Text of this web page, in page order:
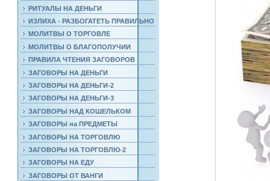
РИТУАЛЫ НА ДЕНЬГИ
ИЗЛИХА - РАЗБОГАТЕТЬ ПРАВИЛЬНО
МОЛИТВЫ О ТОРГОВЛЕ
МОЛИТВЫ О БЛАГОПОЛУЧИИ
ПРАВИЛА ЧТЕНИЯ ЗАГОВОРОВ
ЗАГОВОРЫ НА ДЕНЬГИ
ЗАГОВОРЫ НА ДЕНЬГИ-2
ЗАГОВОРЫ НА ДЕНЬГИ-3
ЗАГОВОРЫ НАД КОШЕЛЬКОМ
ЗАГОВОРЫ на ПРЕДМЕТЫ
ЗАГОВОРЫ НА ТОРГОВЛЮ
ЗАГОВОРЫ НА ТОРГОВЛЮ-2
ЗАГОВОРЫ НА ЕДУ
ЗАГОВОРЫ ОТ ВАНГИ